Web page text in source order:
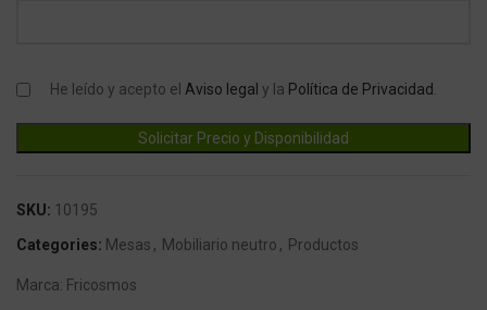
He leído y acepto el Aviso legal y la Política de Privacidad
SKU: 10195
Categories: Mesas , Mobiliario neutro , Productos
Marca: Fricosmos